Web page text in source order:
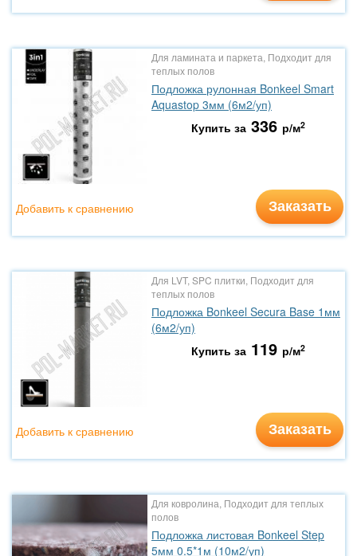
Для ламината и паркета, Подходит для
теплых полов
Подложка рулонная Bonkeel Smart
Aquastop 3мм (6м2/уп)
Купить за 336 р/м2
Заказать
Добавить к сравнению
Для LVT, SPC плитки, Подходит для
теплых полов
Подложка Bonkeel Secura Base 1мм
(6м2/уп)
Купить за 119 р/м2
Заказать
Добавить к сравнению
Для ковролина, Подходит для теплых
полов
Подложка листовая Bonkeel Step
5мм 0.5*1м (10м2/уп)